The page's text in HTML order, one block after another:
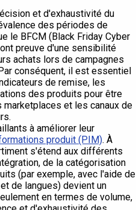
et d'exhaustivité du
des périodes de
le BFCM (Black Friday Cyber
preuve d'une sensibilité
achats lors de campagnes
conséquent, il est essentiel
de remise, les
des produits pour être
et les canaux de
à améliorer leur
produit (PIM). À
s'étend aux différents
de la catégorisation
(par exemple, avec l'aide de
de langues) devient un
en termes de volume,